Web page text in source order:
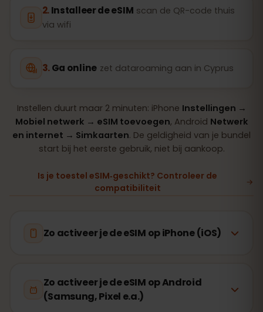
Installeer de eSIM scan de QR-code thuis
via wifi
Ga online zet dataroaming aan in Cyprus
Instellen duurt maar 2 minuten: iPhone Instellingen →
Mobiel netwerk → eSIM toevoegen, Android Netwerk
en internet → Simkaarten. De geldigheid van je bundel
start bij het eerste gebruik, niet bij aankoop.
Is je toestel eSIM‑geschikt? Controleer de
compatibiliteit
Zo activeer je de eSIM op iPhone (iOS)
Zo activeer je de eSIM op Android
(Samsung, Pixel e.a.)